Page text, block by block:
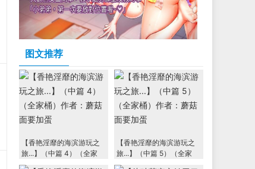
图文推荐
【香艳淫靡的海滨游玩之
旅...】（中篇 4）（全家
桶）作者：蘑菇面要加蛋
【香艳淫靡的海滨游玩之
旅...】（中篇 5）（全家
桶）作者：蘑菇面要加蛋